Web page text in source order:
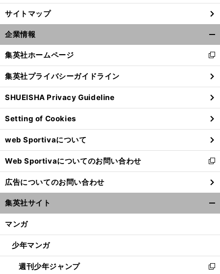
ホ
・
。
？
サイトマップ
企業情報
閉
る
集英社ホームページ
新
し
い
ウ
ィ
ン
ド
ウ
で
開
く
集英社プライバシーガイドライン
SHUEISHA Privacy Guideline
Setting of Cookies
web Sportivaについて
Web Sportivaについてのお問い合わせ
新
し
い
ウ
ィ
ン
ウ
開
く
広告についてのお問い合わせ
集英社サイト
マンガ
少年マンガ
週刊少年ジャンプ
新